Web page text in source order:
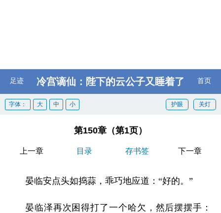
足迹 冷宫谪仙：陛下的云公子又睡着了 首页
关灯
护眼
字体： 大 中 小
第150章（第1页）
上一章 目录 存书签 下一章
晏临安点头如捣蒜，乖巧地应道：“好的。”
晏临泽再次困得打了一个哈欠，然后摆摆手：